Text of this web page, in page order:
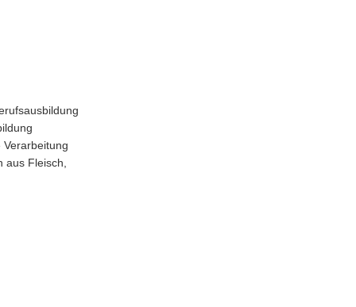
Verarbeitung
aus Fleisch,